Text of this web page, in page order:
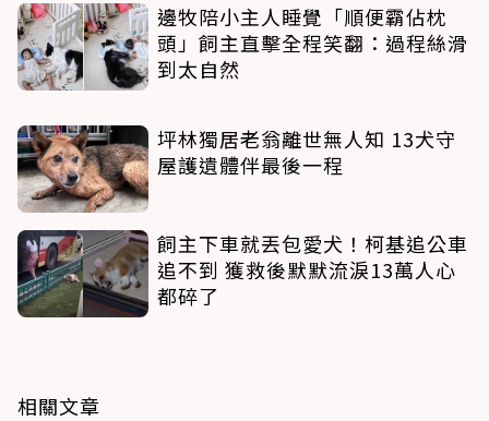
邊牧陪小主人睡覺「順便霸佔枕
頭」飼主直擊全程笑翻：過程絲滑
到太自然
坪林獨居老翁離世無人知 13犬守
屋護遺體伴最後一程
飼主下車就丟包愛犬！柯基追公車
追不到 獲救後默默流淚13萬人心
都碎了
相關文章